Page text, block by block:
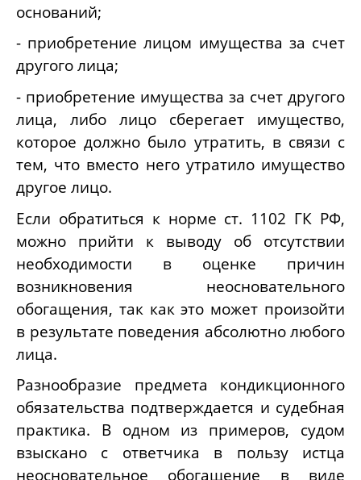
оснований;
- приобретение лицом имущества за счет
другого лица;
- приобретение имущества за счет другого
лица, либо лицо сберегает имущество,
которое должно было утратить, в связи с
тем, что вместо него утратило имущество
другое лицо.
Если обратиться к норме ст. 1102 ГК РФ,
можно прийти к выводу об отсутствии
необходимости в оценке причин
возникновения неосновательного
обогащения, так как это может произойти
в результате поведения абсолютно любого
лица.
Разнообразие предмета кондикционного
обязательства подтверждается и судебная
практика. В одном из примеров, судом
взыскано с ответчика в пользу истца
неосновательное обогащение в виде